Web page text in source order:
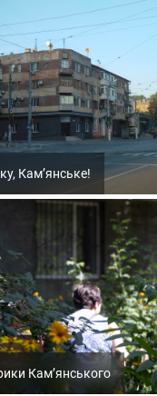
Кам’янське!
Кам’янського